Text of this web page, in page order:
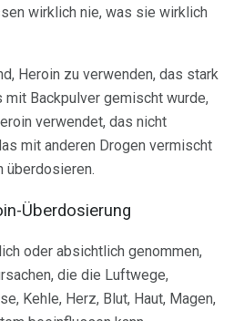
wirklich nie, was sie wirklich
Heroin zu verwenden, das stark
mit Backpulver gemischt wurde,
verwendet, das nicht
mit anderen Drogen vermischt
überdosieren.
Überdosierung
oder absichtlich genommen,
die die Luftwege,
Kehle, Herz, Blut, Haut, Magen,